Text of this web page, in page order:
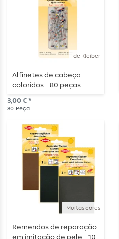
de Kleiber
Alfinetes de cabeça
coloridos - 80 peças
3,00 € *
80 Peça
Muitas cores
Remendos de reparação